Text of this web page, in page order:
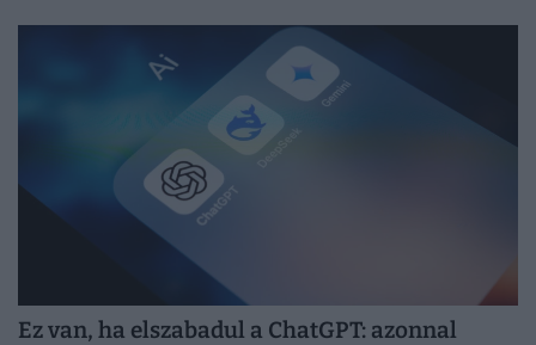
Ez van, ha elszabadul a ChatGPT: azonnal